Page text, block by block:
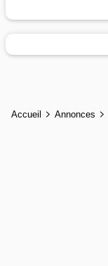
Accueil Annonces